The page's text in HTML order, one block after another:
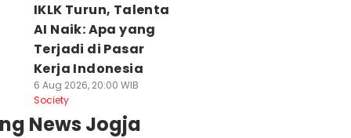
IKLK Turun, Talenta
AI Naik: Apa yang
Terjadi di Pasar
Kerja Indonesia
6 Aug 2026, 20:00 WIB
Society
News Jogja